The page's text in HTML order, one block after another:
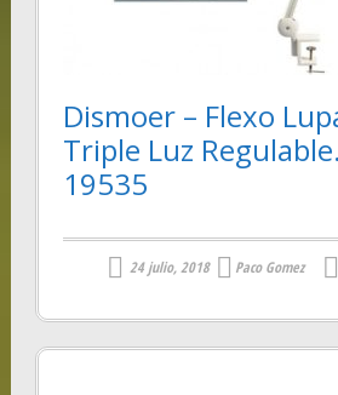
Dismoer – Flexo
Triple Luz
19535
24 julio, 2018 Paco Gomez